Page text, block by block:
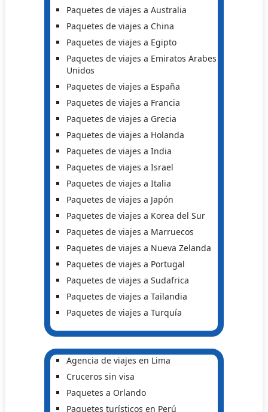
Paquetes de viajes a Australia
Paquetes de viajes a China
Paquetes de viajes a Egipto
Paquetes de viajes a Emiratos Arabes
Unidos
Paquetes de viajes a España
Paquetes de viajes a Francia
Paquetes de viajes a Grecia
Paquetes de viajes a Holanda
Paquetes de viajes a India
Paquetes de viajes a Israel
Paquetes de viajes a Italia
Paquetes de viajes a Japón
Paquetes de viajes a Korea del Sur
Paquetes de viajes a Marruecos
Paquetes de viajes a Nueva Zelanda
Paquetes de viajes a Portugal
Paquetes de viajes a Sudafrica
Paquetes de viajes a Tailandia
Paquetes de viajes a Turquía
Agencia de viajes en Lima
Cruceros sin visa
Paquetes a Orlando
Paquetes turísticos en Perú